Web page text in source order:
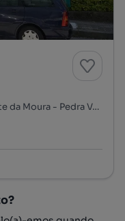
Cooperativa dos Arquitectos - Fonte da Moura - Pedra Verde, Aldoar, Foz do Douro e Nevogilde, Porto, Porto